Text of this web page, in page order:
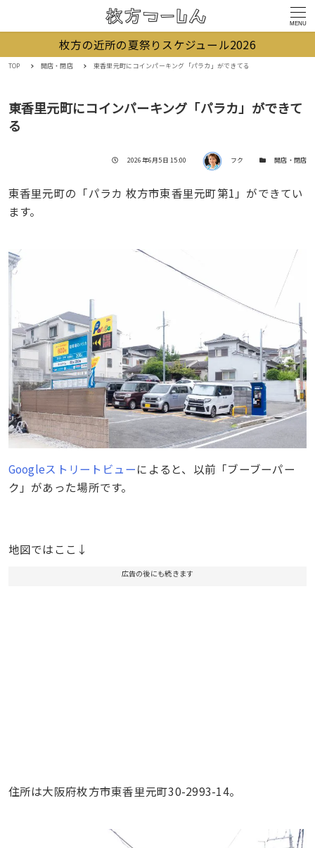
MENU
枚方の近所の夏祭りスケジュール2026
TOP 開店・閉店 東香里元町にコインパーキング「パラカ」ができてる
東香里元町にコインパーキング「パラカ」ができて
る
投稿日
2026年6月5日 15:00 著者 フク カテゴリー開店・閉店
東香里元町の「パラカ 枚方市東香里元町第1」ができてい
ます。
Googleストリートビューによると、以前「ブーブーパー
ク」があった場所です。
地図ではここ↓
広告の後にも続きます
住所は大阪府枚方市東香里元町30-2993-14。